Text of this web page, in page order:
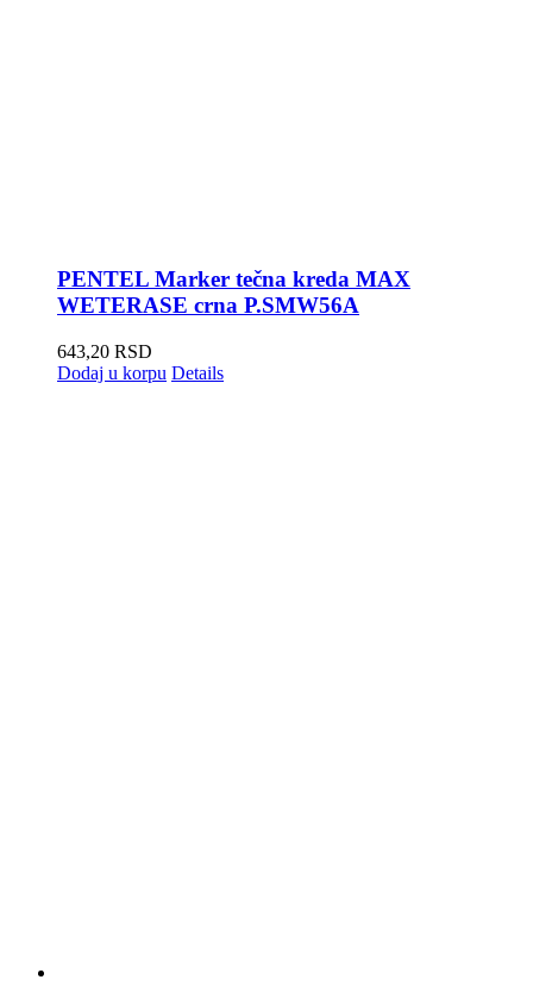
PENTEL Marker tečna kreda MAX
WETERASE crna P.SMW56A
643,20 RSD
Dodaj u korpu Details